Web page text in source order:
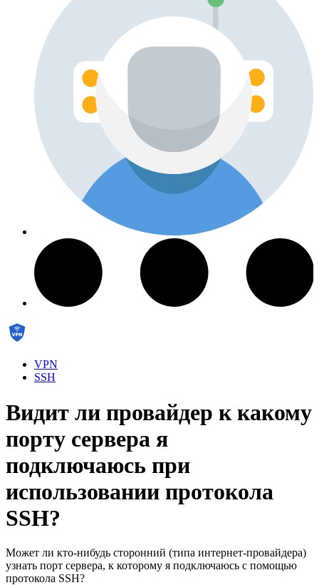
VPN
SSH
Видит ли провайдер к какому
порту сервера я
подключаюсь при
использовании протокола
SSH?
Может ли кто-нибудь сторонний (типа интернет-провайдера)
узнать порт сервера, к которому я подключаюсь с помощью
протокола SSH?